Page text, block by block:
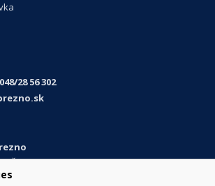
28 56 302
Štefánika 1